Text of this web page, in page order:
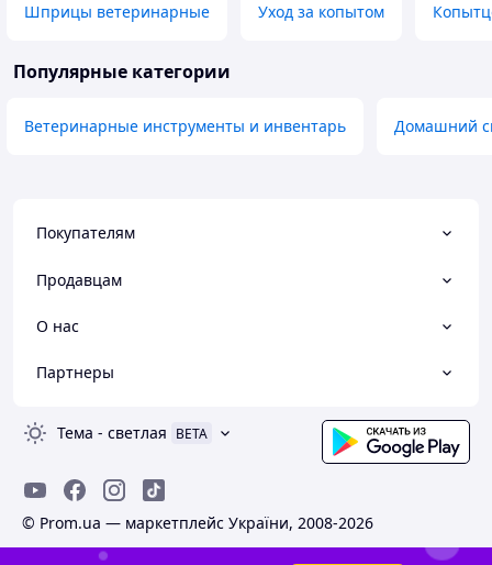
Шприцы ветеринарные Уход за копытом
Популярные категории
Ветеринарные инструменты и инвентарь Домашний
Покупателям
Продавцам
О нас
Партнеры
Тема - светлая BETA
© Prom.ua — маркетплейс України, 2008-2026